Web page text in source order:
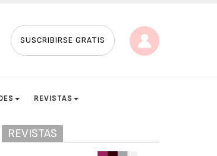
SUSCRIBIRSE GRATIS
REVISTAS
REVISTAS